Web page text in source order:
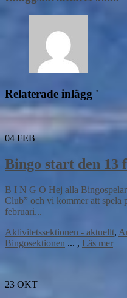
Relaterade inlägg '
04FEB
Bingo start den 13
B I N G O Hej alla
Club” och vi kommer att spela
februari...
Aktivitetssektionen - aktuellt,
Bingosektionen ... , Läs mer
23 OKT